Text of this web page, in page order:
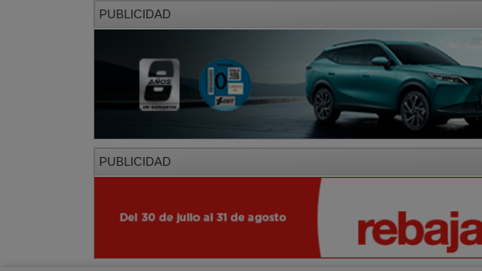
PUBLICIDAD
PUBLICIDAD